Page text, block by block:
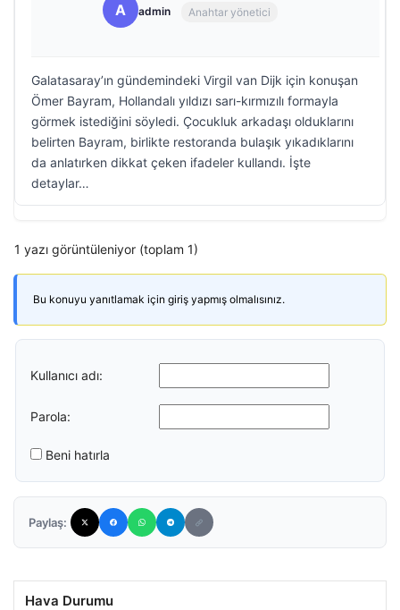
A admin Anahtar yönetici
Galatasaray’ın gündemindeki Virgil van Dijk için konuşan
Ömer Bayram, Hollandalı yıldızı sarı-kırmızılı formayla
görmek istediğini söyledi. Çocukluk arkadaşı olduklarını
belirten Bayram, birlikte restoranda bulaşık yıkadıklarını
da anlatırken dikkat çeken ifadeler kullandı. İşte
detaylar…
1 yazı görüntüleniyor (toplam 1)
Bu konuyu yanıtlamak için giriş yapmış olmalısınız.
Kullanıcı adı:
Parola:
Beni hatırla
Paylaş:
Hava Durumu